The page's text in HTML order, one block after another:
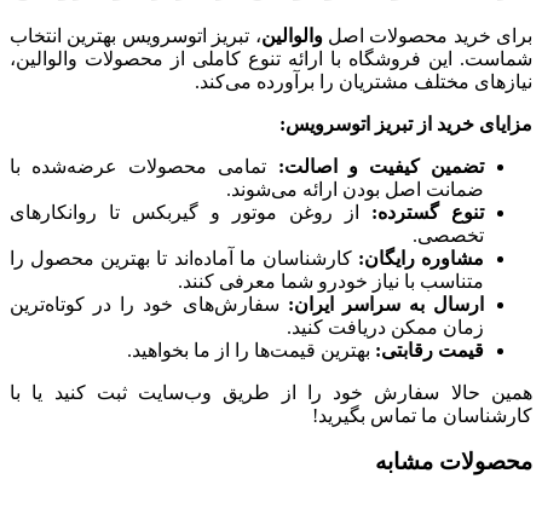
برای خرید محصولات اصلوالوالین، تبریز اتوسرویس بهترین انتخاب
شماست. این فروشگاه با ارائه تنوع کاملی از محصولات والوالین،
نیازهای مختلف مشتریان را برآورده می‌کند.
مزایای خرید از تبریز اتوسرویس:
تضمین کیفیت و اصالت: تمامی محصولات عرضه‌شده با
ضمانت اصل بودن ارائه می‌شوند.
تنوع گسترده: از روغن موتور و گیربکس تا روانکارهای
تخصصی.
مشاوره رایگان: کارشناسان ما آماده‌اند تا بهترین محصول را
متناسب با نیاز خودرو شما معرفی کنند.
ارسال به سراسر ایران: سفارش‌های خود را در کوتاه‌ترین
زمان ممکن دریافت کنید.
قیمت رقابتی: بهترین قیمت‌ها را از ما بخواهید.
همین حالا سفارش خود را از طریق وب‌سایت ثبت کنید یا با
کارشناسان ما تماس بگیرید!
محصولات مشابه